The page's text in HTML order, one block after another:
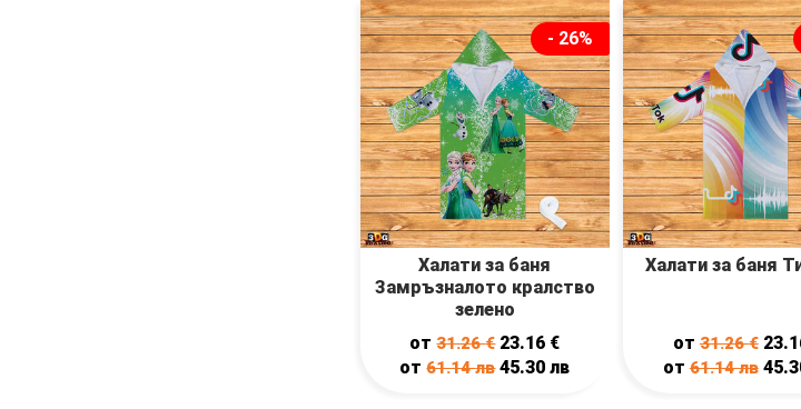
- 26%
Халати за баня
Замръзналото кралство
зелено
от31.26€ 23.16 €
от61.14лв 45.30лв
Халати за баня
от31.26€
от61.14лв